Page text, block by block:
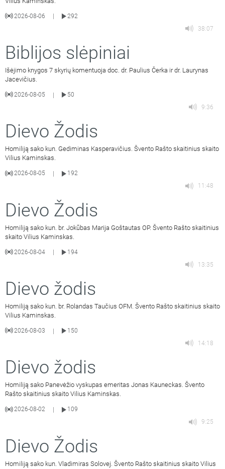
2026-08-06
292
38:07
Biblijos slėpiniai
Išėjimo knygos 7 skyrių komentuoja doc. dr. Paulius Čerka ir dr. Laurynas
Jacevičius.
2026-08-05 |
50
9:36
Dievo Žodis
Homiliją sako kun. Gediminas Kasperavičius. Švento Rašto skaitinius skaito
Vilius Kaminskas.
2026-08-05
192
11:48
Dievo Žodis
Homiliją sako kun. br. Jokūbas Marija Goštautas OP. Švento Rašto skaitinius
skaito Vilius Kaminskas.
2026-08-04
194
13:35
Dievo žodis
Homiliją sako kun. br. Rolandas Taučius OFM. Švento Rašto skaitinius skaito
Vilius Kaminskas.
2026-08-03 |
150
14:18
Dievo žodis
Homiliją sako Panevėžio vyskupas emeritas Jonas Kauneckas. Švento
Rašto skaitinius skaito Vilius Kaminskas.
2026-08-02
109
9:25
Dievo Žodis
Homiliją sako kun. Vladimiras Solovej. Švento Rašto skaitinius skaito Vilius